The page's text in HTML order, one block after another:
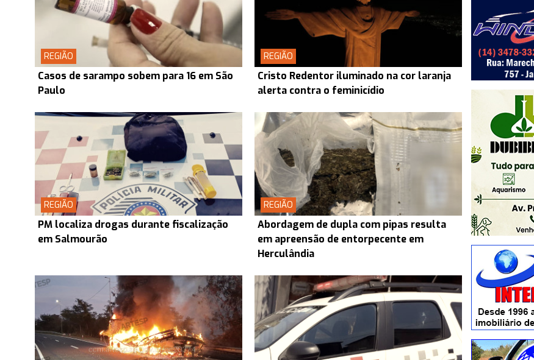
REGIÃO
Casos de sarampo sobem para 16 em São
Paulo
REGIÃO
Cristo Redentor iluminado na cor laranja
alerta contra o feminicídio
REGIÃO
PM localiza drogas durante fiscalização
em Salmourão
REGIÃO
Abordagem de dupla com pipas resulta
em apreensão de entorpecente em
Herculândia